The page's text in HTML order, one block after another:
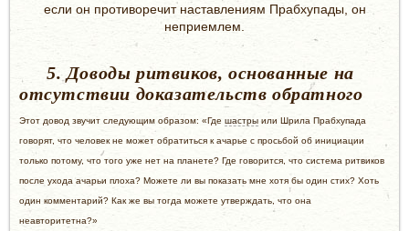
если он противоречит наставлениям Прабхупады, он
неприемлем.
5. Доводы ритвиков, основанные на
отсутствии доказательств обратного
Этот довод звучит следующим образом: «Где шастры или Шрила Прабхупада
говорят, что человек не может обратиться к ачарье с просьбой об инициации
только потому, что того уже нет на планете? Где говорится, что система ритвиков
после ухода ачарьи плоха? Можете ли вы показать мне хотя бы один стих? Хоть
один комментарий? Как же вы тогда можете утверждать, что она
неавторитетна?»